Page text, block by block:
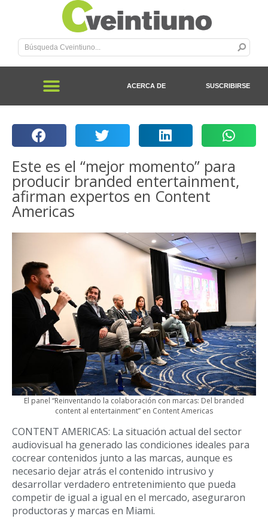
ACERCA DE SUSCRIBIRSE
Este es el “mejor momento” para
producir branded entertainment,
afirman expertos en Content
Americas
El panel “Reinventando la colaboración con marcas: Del branded
content al entertainment” en Content Americas
CONTENT AMERICAS: La situación actual del sector
audiovisual ha generado las condiciones ideales para
cocrear contenidos junto a las marcas, aunque es
necesario dejar atrás el contenido intrusivo y
desarrollar verdadero entretenimiento que pueda
competir de igual a igual en el mercado, aseguraron
productoras y marcas en Miami.